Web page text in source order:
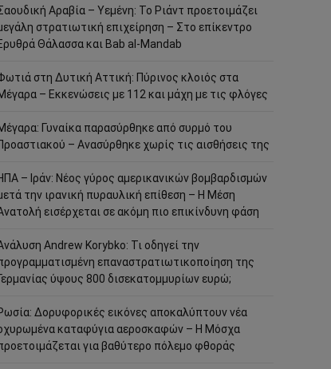
Αραβία – Υεμένη: Το Ριάντ προετοιμάζει
στρατιωτική επιχείρηση – Στο επίκεντρο
Θάλασσα και Bab al-Mandab
στη Δυτική Αττική: Πύρινος κλοιός στα
– Εκκενώσεις με 112 και μάχη με τις φλόγες
Γυναίκα παρασύρθηκε από συρμό του
– Ανασύρθηκε χωρίς τις αισθήσεις της
– Ιράν: Νέος γύρος αμερικανικών βομβαρδισμών
την ιρανική πυραυλική επίθεση – Η Μέση
εισέρχεται σε ακόμη πιο επικίνδυνη φάση
Andrew Korybko: Τι οδηγεί την
επαναστρατιωτικοποίηση της
ύψους 800 δισεκατομμυρίων ευρώ;
Δορυφορικές εικόνες αποκαλύπτουν νέα
καταφύγια αεροσκαφών – Η Μόσχα
για βαθύτερο πόλεμο φθοράς